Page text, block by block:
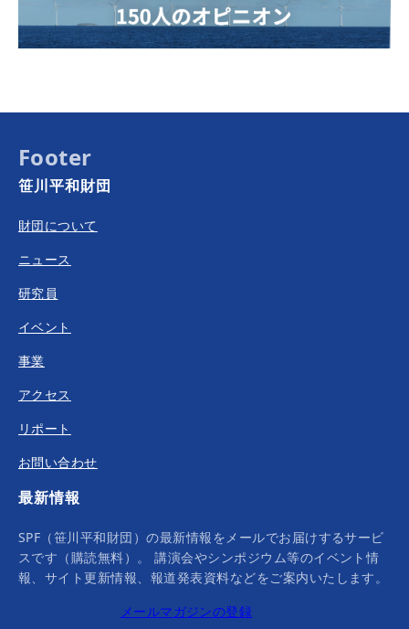
Footer
笹川平和財団
財団について
ニュース
研究員
イベント
事業
アクセス
リポート
お問い合わせ
最新情報
SPF（笹川平和財団）の最新情報をメールでお届けするサービ
スです（購読無料）。 講演会やシンポジウム等のイベント情
報、サイト更新情報、報道発表資料などをご案内いたします。
メールマガジンの登録